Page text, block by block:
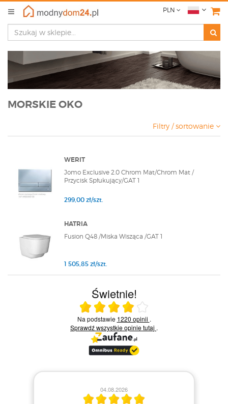
PLN
MORSKIE OKO
Filtry / sortowanie
WERIT
Jomo Exclusive 2.0 Chrom Mat/Chrom Mat /
Przycisk Spłukujący/GAT 1
299,00 zł/szt.
HATRIA
Fusion Q48 /Miska Wisząca /GAT 1
1 505,85 zł/szt.
Świetnie!
Ocena średnia 4 na 5
Na podstawie 1220 opinii .
Sprawdź wszystkie opinietutaj .
04.08.2026